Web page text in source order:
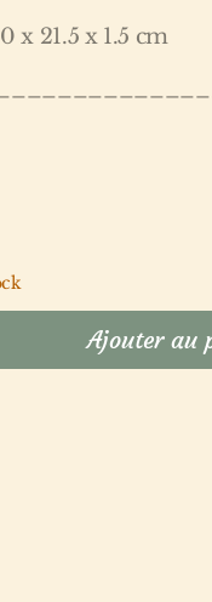
x 21.5 x 1.5 cm
Ajouter au